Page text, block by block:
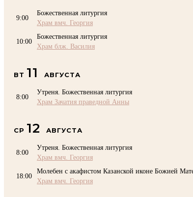
9:00
Божественная литургия
Храм вмч. Георгия
10:00
Божественная литургия
Храм блж. Василия
ВТ 11 АВГУСТА
8:00
Утреня. Божественная литургия
Храм Зачатия праведной Анны
СР 12 АВГУСТА
8:00
Утреня. Божественная литургия
Храм вмч. Георгия
18:00
Молебен с акафистом Казанской иконе Божией
Храм вмч. Георгия